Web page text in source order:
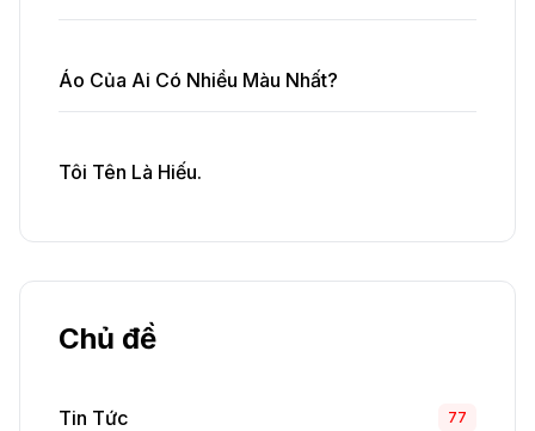
Áo Của Ai Có Nhiều Màu Nhất?
Tôi Tên Là Hiếu.
Chủ đề
Tin Tức 77